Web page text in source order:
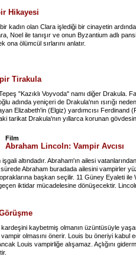
Hikayesi
kadın olan Clara işlediği bir cinayetin
Noel ile tanışır ve onun Byzantium adlı
ölümcül sırlarını anlatır.
Tirakula
"Kazıklı Voyvoda" namı diğer Drakula.
adında yeniçeri de Drakula'nın ısırığı
Elizabeth'in (Elgiz) yardımcısı Ferdinand
tarikat Drakula'nın yıllarca korunan
için dikkat çekmeyecek halktan
hayatının en büyük hatasını yapmıştır.
Dursun'un ruhu zaman zaman bedene
komik olaylar açar.
Film
Abraham Lincoln: Vampir Avcısı
altındadır. Abraham'ın ailesi
Abraham buradada ailesini vampirler
başkan seçilir. 11 Güney Eyaleti ile
iktidar mücadelesine dönüşecektir.
kaybetmiş olmanın üzüntüsüyle
olmasını önerir. Louis bu öneriyi kabul
Louis vampirliğe alışamaz. Açlığını